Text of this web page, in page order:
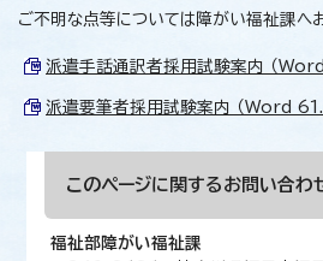
ご不明な点等については障がい福祉課へ
派遣手話通訳者採用試験案内 （
派遣要筆者採用試験案内 （Word
このページに関する お問い合わ
福祉部障がい福祉課